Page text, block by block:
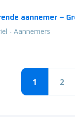
aannemer –
- Aannemers
1 2